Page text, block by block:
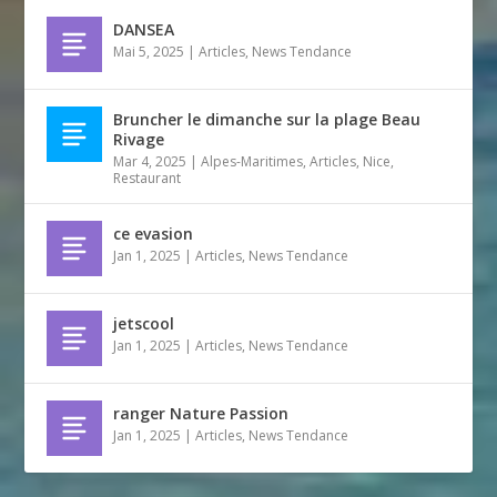
DANSEA
Mai 5, 2025 |Articles, News Tendance
Bruncher le dimanche sur la plage Beau
Rivage
Mar 4, 2025 |Alpes-Maritimes,Articles, Nice,
Restaurant
ce evasion
Jan 1, 2025 |Articles, News Tendance
jetscool
Jan 1, 2025 |Articles, News Tendance
ranger Nature Passion
Jan 1, 2025 |Articles, News Tendance